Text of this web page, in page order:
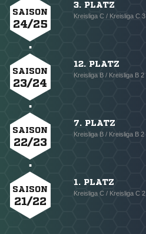
SAISON
24/25
3. PLATZ
Kreisliga C / Kreisliga C 3
SAISON
23/24
12. PLATZ
Kreisliga B / Kreisliga B 2
SAISON
22/23
7. PLATZ
Kreisliga B / Kreisliga B 2
SAISON
21/22
1. PLATZ
Kreisliga C / Kreisliga C 2